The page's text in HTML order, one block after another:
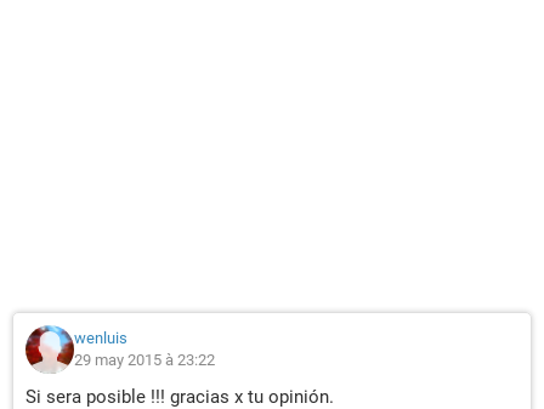
wenluis
29 may 2015 à 23:22
Si sera posible !!! gracias x tu opinión.